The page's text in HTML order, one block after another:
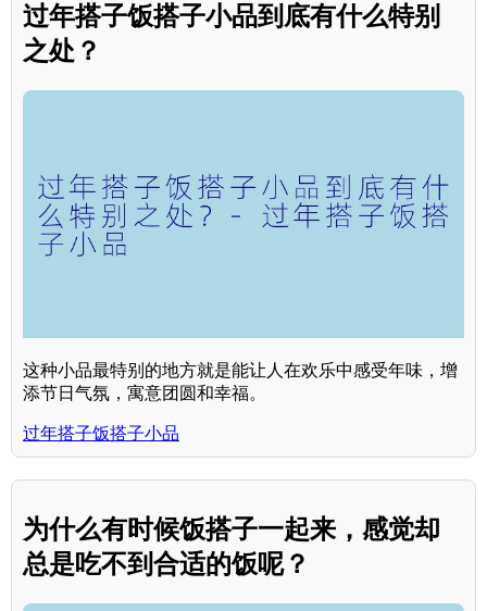
过年搭子饭搭子小品到底有什么特别
之处？
这种小品最特别的地方就是能让人在欢乐中感受年味，增
添节日气氛，寓意团圆和幸福。
过年搭子饭搭子小品
为什么有时候饭搭子一起来，感觉却
总是吃不到合适的饭呢？